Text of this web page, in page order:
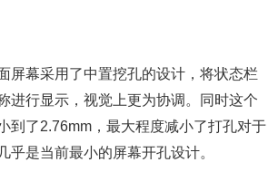
幕采用了中置挖孔的设计，将状态栏
进行显示，视觉上更为协调。同时这个
到了2.76mm，最大程度减小了打孔对于
乎是当前最小的屏幕开孔设计。